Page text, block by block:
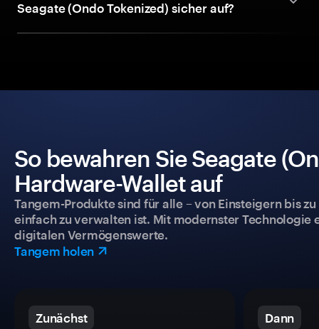
Seagate (Ondo Tokenized) sicher auf?
So bewahren Sie Seagate
Hardware-Wallet auf
Tangem-Produkte sind für alle – von Einsteigern bis
einfach zu verwalten ist. Mit modernster
digitalen Vermögenswerte.
Tangem holen
Zunächst Dann